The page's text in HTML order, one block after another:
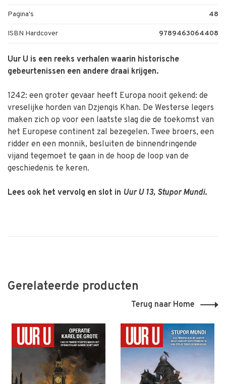
Pagina's 48
ISBN Hardcover 9789463064408
Uur U is een reeks verhalen waarin historische
gebeurtenissen een andere draai krijgen.
1242: een groter gevaar heeft Europa nooit gekend: de
vreselijke horden van Dzjengis Khan. De Westerse legers
maken zich op voor een laatste slag die de toekomst van
het Europese continent zal bezegelen. Twee broers, een
ridder en een monnik, besluiten de binnendringende
vijand tegemoet te gaan in de hoop de loop van de
geschiedenis te keren.
Lees ook het vervolg en slot in Uur U 13, Stupor Mundi.
Gerelateerde producten
Terug naar Home